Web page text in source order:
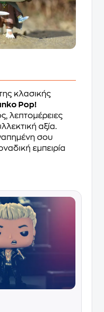
κλασικής
Pop!
λεπτομέρειες
αξία.
σου
εμπειρία